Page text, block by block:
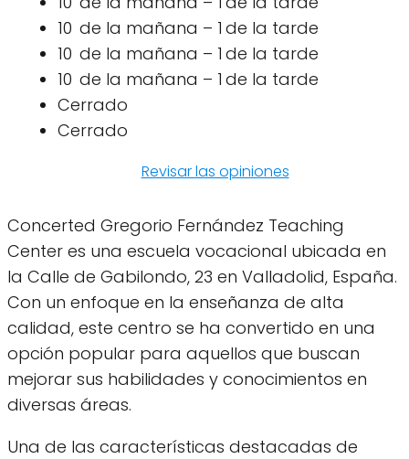
10 de la mañana – 1 de la tarde
10 de la mañana – 1 de la tarde
10 de la mañana – 1 de la tarde
Cerrado
Cerrado
Revisar las opiniones
Concerted Gregorio Fernández Teaching
Center es una escuela vocacional ubicada en
la Calle de Gabilondo, 23 en Valladolid, España.
Con un enfoque en la enseñanza de alta
calidad, este centro se ha convertido en una
opción popular para aquellos que buscan
mejorar sus habilidades y conocimientos en
diversas áreas.
Una de las características destacadas de